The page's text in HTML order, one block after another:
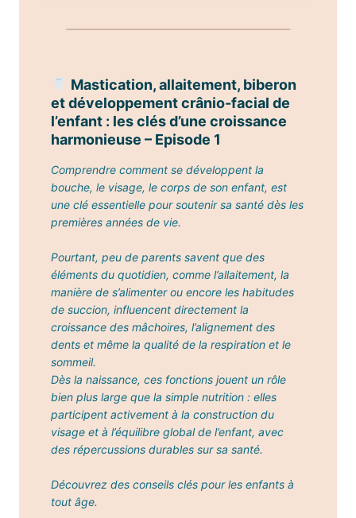
Mastication, allaitement, biberon
et développement crânio-facial de
l’enfant : les clés d’une croissance
harmonieuse – Episode 1
Comprendre comment se développent la
bouche, le visage, le corps de son enfant, est
une clé essentielle pour soutenir sa santé dès les
premières années de vie.
Pourtant, peu de parents savent que des
éléments du quotidien, comme l’allaitement, la
manière de s’alimenter ou encore les habitudes
de succion, influencent directement la
croissance des mâchoires, l’alignement des
dents et même la qualité de la respiration et le
sommeil.
Dès la naissance, ces fonctions jouent un rôle
bien plus large que la simple nutrition : elles
participent activement à la construction du
visage et à l’équilibre global de l’enfant, avec
des répercussions durables sur sa santé.
Découvrez des conseils clés pour les enfants à
tout âge.